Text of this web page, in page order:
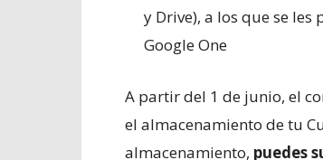
y Drive), a los que se
Google One
A partir del 1 de junio, el
el almacenamiento de tu
almacenamiento, puedes